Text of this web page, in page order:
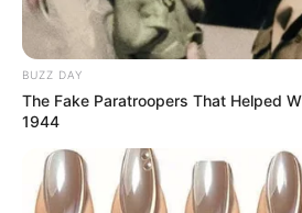
BUZZ DAY
The Fake Paratroopers That Helped
1944